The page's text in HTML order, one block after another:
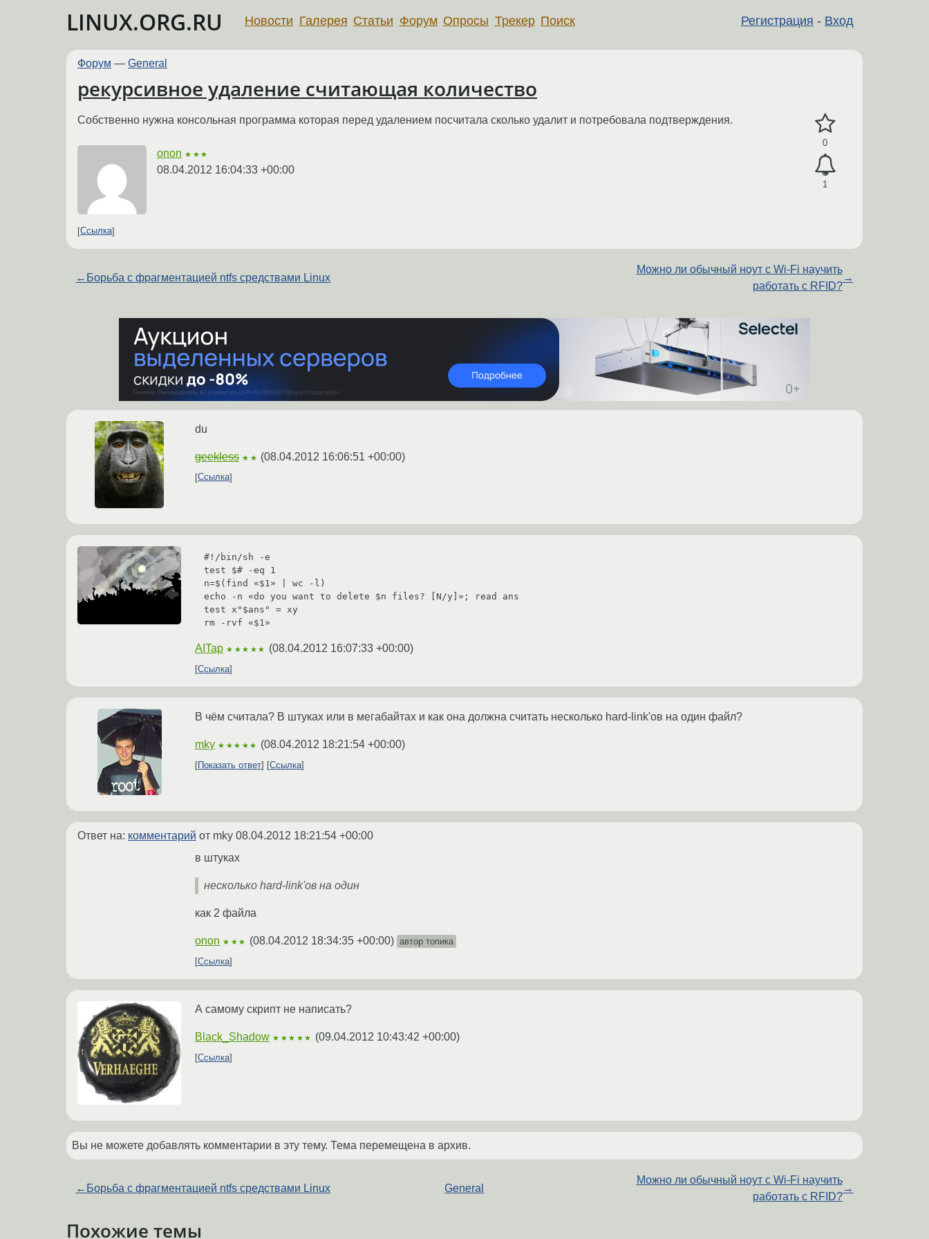
LINUX.ORG.RU Регистрация - Вход
Новости Галерея Статьи Форум Опросы Трекер Поиск
Форум — General
рекурсивное удаление считающая количество
0
1
Собственно нужна консольная программа которая перед удалением посчитала сколько удалит и потребовала подтверждения.
onon ★★★
08.04.2012 16:04:33 +00:00
Ссылка
← Борьба с фрагментацией ntfs средствами Linux
Можно ли обычный ноут с Wi-Fi научить
работать с RFID?
→
du
geekless ★★ (08.04.2012 16:06:51 +00:00)
Ссылка
#!/bin/sh -e
test $# -eq 1
n=$(find «$1» | wc -l)
echo -n «do you want to delete $n files? [N/y]»; read ans
test x"$ans" = xy
rm -rvf «$1»
AITap ★★★★★ (08.04.2012 16:07:33 +00:00)
Ссылка
В чём считала? В штуках или в мегабайтах и как она должна считать несколько hard-link'ов на один файл?
mky ★★★★★ (08.04.2012 18:21:54 +00:00)
Показать ответ Ссылка
Ответ на: комментарий от mky 08.04.2012 18:21:54 +00:00
в штуках
несколько hard-link'ов на один
как 2 файла
onon ★★★ (08.04.2012 18:34:35 +00:00) автор топика
Ссылка
А самому скрипт не написать?
Black_Shadow ★★★★★ (09.04.2012 10:43:42 +00:00)
Ссылка
Вы не можете добавлять комментарии в эту тему. Тема перемещена в архив.
← Борьба с фрагментацией ntfs средствами Linux General
Можно ли обычный ноут с Wi-Fi научить
работать с RFID?
→
Похожие темы